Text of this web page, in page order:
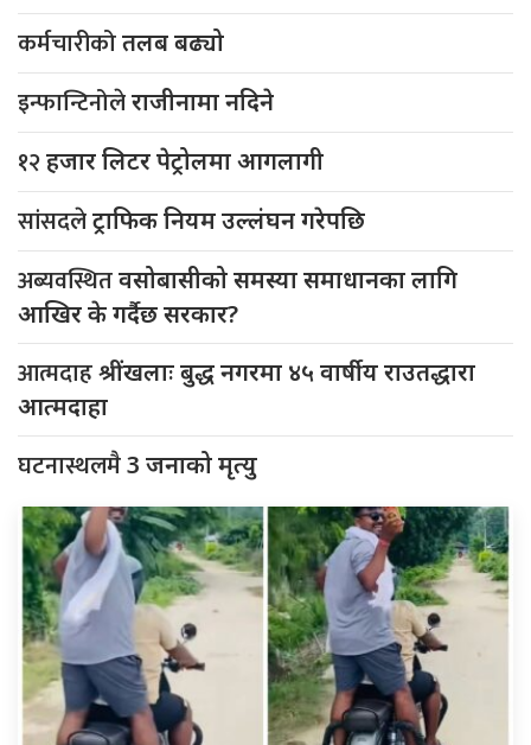
कर्मचारीकोतलब बढ्यो
इन्फान्टिनोलेराजीनामा नदिने
१२हजार लिटर पेट्रोलमा आगलागी
सांसदलेट्राफिक नियम उल्लंघन गरेपछि
अब्यवस्थितवसोबासीको समस्या समाधानका लागि
आखिर के गर्दैछ सरकार?
आत्मदाहश्रींखलाः बुद्ध नगरमा ४५ वार्षीय राउतद्धारा
आत्मदाहा
घटनास्थलमै3 जनाको मृत्यु